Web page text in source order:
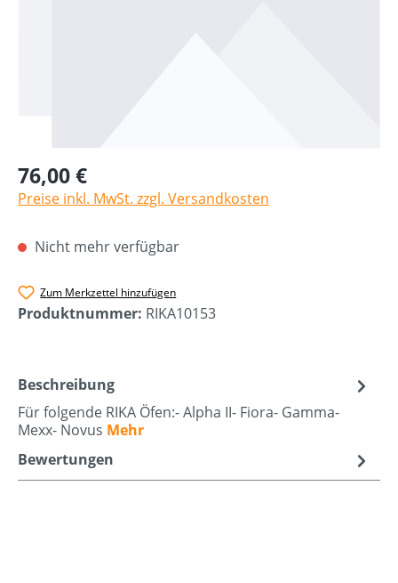
76,00 €
Preise inkl. MwSt. zzgl. Versandkosten
Nicht mehr verfügbar
Zum Merkzettel hinzufügen
Produktnummer: RIKA10153
Beschreibung
Für folgende RIKA Öfen:- Alpha II- Fiora- Gamma-
Mexx- Novus Mehr
Bewertungen